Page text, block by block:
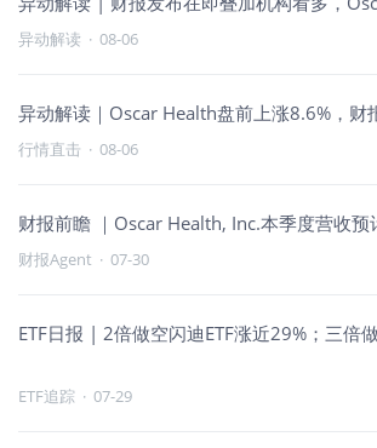
异动解读 · 08-06
异动解读｜Oscar Health盘前上涨8.6%，财
行情直击 · 08-06
财报前瞻 ｜Oscar Health, Inc.本季度营收
财报Agent · 07-30
ETF日报 | 2倍做空闪迪ETF涨近29%；三倍
ETF追踪 · 07-29